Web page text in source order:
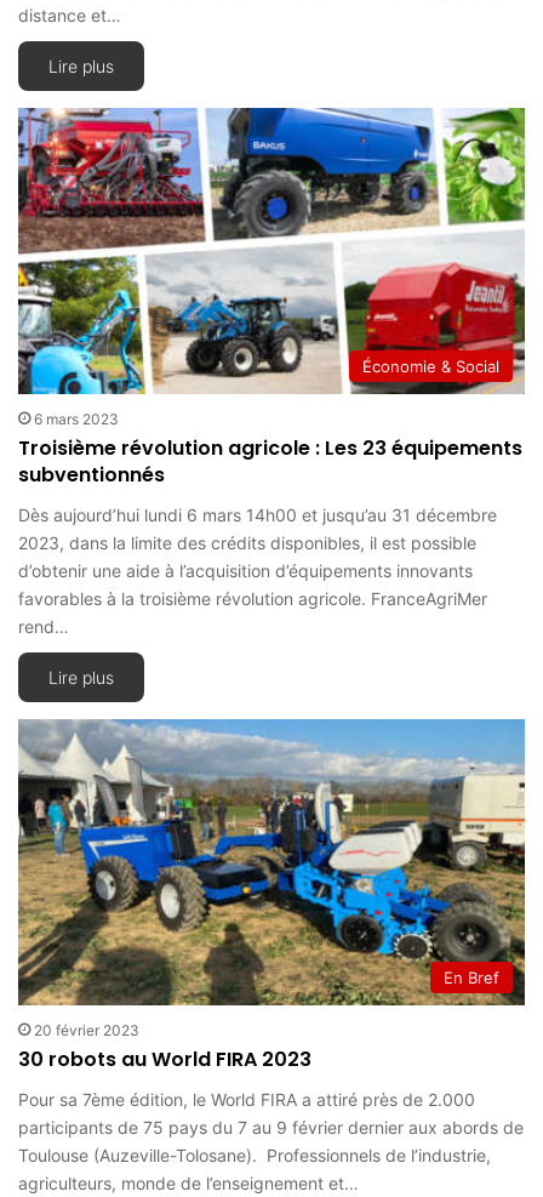
distance et…
Lire plus
Économie & Social
6 mars 2023
Troisième révolution agricole : Les 23 équipements
subventionnés
Dès aujourd’hui lundi 6 mars 14h00 et jusqu’au 31 décembre
2023, dans la limite des crédits disponibles, il est possible
d’obtenir une aide à l’acquisition d’équipements innovants
favorables à la troisième révolution agricole. FranceAgriMer
rend…
Lire plus
En Bref
20 février 2023
30 robots au World FIRA 2023
Pour sa 7ème édition, le World FIRA a attiré près de 2.000
participants de 75 pays du 7 au 9 février dernier aux abords de
Toulouse (Auzeville-Tolosane). Professionnels de l’industrie,
agriculteurs, monde de l’enseignement et…